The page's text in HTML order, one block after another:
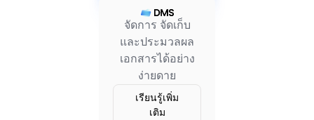
จัดการ จัดเก็บ
และประมวลผล
เอกสารได้อย่าง
ง่ายดาย
เรียนรู้เพิ่ม
เติม